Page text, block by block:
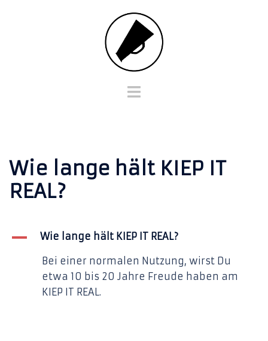
Menü
Wie lange hält KIEP IT
REAL?
A Wie lange hält KIEP IT REAL?
Bei einer normalen Nutzung, wirst Du
etwa 10 bis 20 Jahre Freude haben am
KIEP IT REAL.